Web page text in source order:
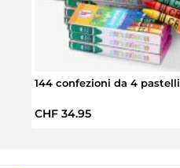
144 confezioni da 4 pastelli
Prezzo normale:
CHF 34.95